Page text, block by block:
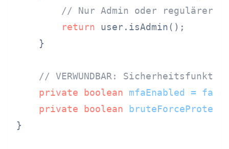
// Nur Admin oder regulärer
return user.isAdmin();
    }
// VERWUNDBAR:
private
boolean mfaEnabled =
private
boolean
}